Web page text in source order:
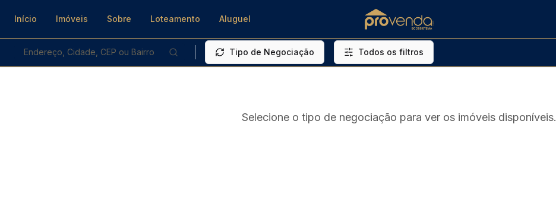
Início Imóveis Sobre Loteamento Aluguel
Endereço, Cidade, CEP ou Bairro Tipo de Negociação Todos os filtros
Selecione o tipo de negociação para ver os imóveis disponíveis.